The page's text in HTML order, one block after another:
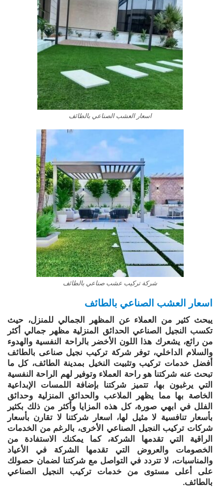
اسعار العشب الصناعي بالطائف
شركة تركيب عشب صناعي بالطائف
اسعار العشب الصناعي بالطائف
يبحث كثير من العملاء عن المظهر الجمالي للمنزل، حيث
تكسب النجيل الصناعي الحدائق المنزلية مظهر جمالي أكثر
من رائع، يشعرك هذا اللون الأخضر بالراحة النفسية والهدوء
والسلام الداخلي، توفر شركة تركيب نجيل صناعى بالطائف
أفضل خدمات تركيب وتثبيت النخيل بمدينة الطائف، كل ما
تبحث عنه شركتنا هو راحة العملاء وتوفير لهم الراحة النفسية
التي يرغبون بها، تتميز شركتنا بإضافة اللمسات الإبداعية
الخاصة بها مما يظهر الملاعب والحدائق المنزلية وحدائق
الفلل في ابهي صورة، كل هذه المزايا وأكثر من ذلك بكثير
بأسعار تنافسية لا مثيل لها، اسعار شركتنا لا تقارن بأسعار
شركات تركيب النجيل الصناعي الأخرى، بالرغم من الخدمات
الراقية التي تقدمها الشركة، كما يمكنك الاستفادة من
الخصومات والعروض التي تقدمها الشركة في الأعياد
والمناسبات، لا تتردد في التواصل مع شركتنا لضمان حصولك
على أعلى مستوى من خدمات تركيب النجيل الصناعي
بالطائف.